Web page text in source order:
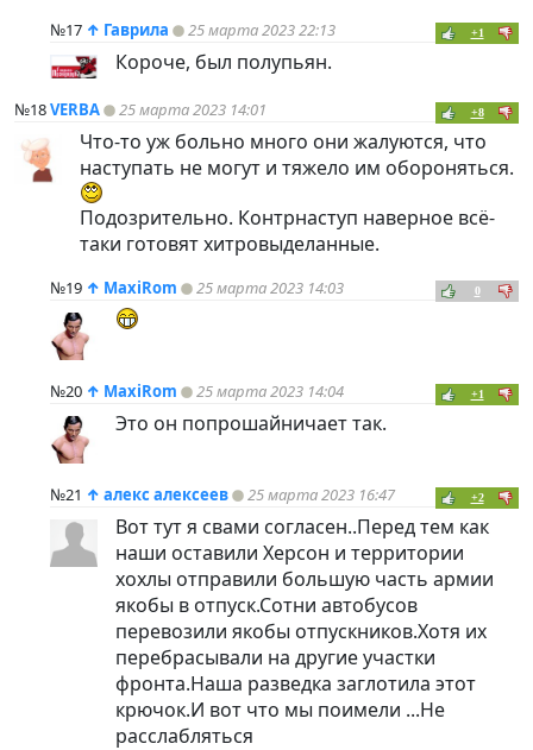
№17 ↑ Гаврила 25 марта 2023 22:13 +1
Короче, был полупьян.
№18VERBA 25 марта 2023 14:01 +8
Что-то уж больно много они жалуются, что
наступать не могут и тяжело им обороняться.
Подозрительно. Контрнаступ наверное всё-
таки готовят хитровыделанные.
№19 ↑ MaxiRom 25 марта 2023 14:03 0
№20 ↑ MaxiRom 25 марта 2023 14:04 +1
Это он попрошайничает так.
№21 ↑ алекс алексеев 25 марта 2023 16:47 +2
Вот тут я свами согласен..Перед тем как
наши оставили Херсон и территории
хохлы отправили большую часть армии
якобы в отпуск.Сотни автобусов
перевозили якобы отпускников.Хотя их
перебрасывали на другие участки
фронта.Наша разведка заглотила этот
крючок.И вот что мы поимели ...Не
расслабляться